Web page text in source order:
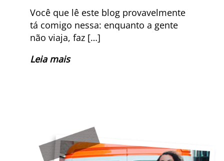
Você que lê este blog provavelmente
tá comigo nessa: enquanto a gente
não viaja, faz […]
Leia mais